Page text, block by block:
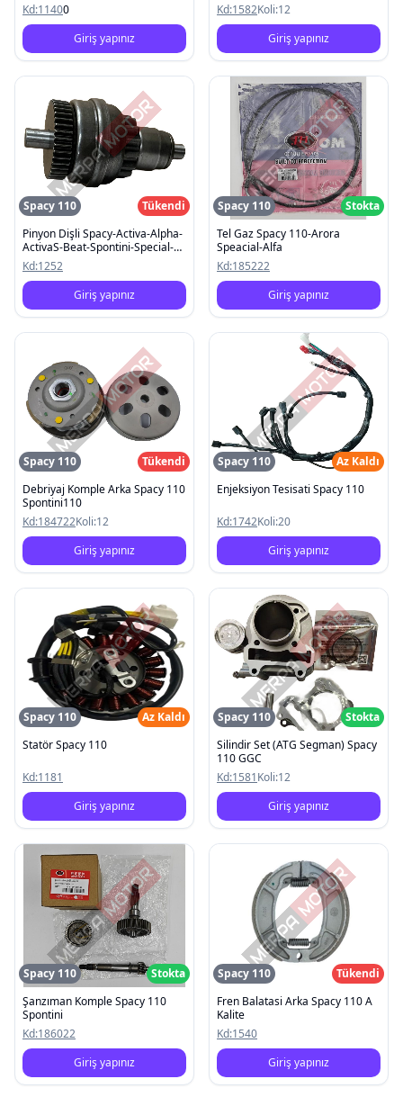
Kd:11400
Giriş yapınız
Kd:1582Koli:12
Giriş yapınız
Spacy 110
Tükendi
Pinyon Dişli Spacy-Activa-Alpha-
ActivaS-Beat-Spontini-Special-
Pleasure
Kd:1252
Giriş yapınız
Spacy 110
Stokta
Tel Gaz Spacy 110-Arora
Speacial-Alfa
Kd:185222
Giriş yapınız
Spacy 110
Tükendi
Debriyaj Komple Arka Spacy 110
Spontini110
Kd:184722Koli:12
Giriş yapınız
Spacy 110
Az Kaldı
Enjeksiyon Tesisati Spacy 110
Kd:1742Koli:20
Giriş yapınız
Spacy 110
Az Kaldı
Statör Spacy 110
Kd:1181
Giriş yapınız
Spacy 110
Stokta
Silindir Set (ATG Segman) Spacy
110 GGC
Kd:1581Koli:12
Giriş yapınız
Spacy 110
Stokta
Şanzıman Komple Spacy 110
Spontini
Kd:186022
Giriş yapınız
Spacy 110
Tükendi
Fren Balatasi Arka Spacy 110 A
Kalite
Kd:1540
Giriş yapınız